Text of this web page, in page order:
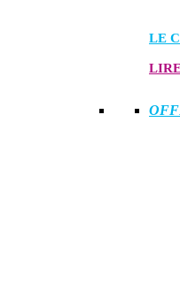
LE